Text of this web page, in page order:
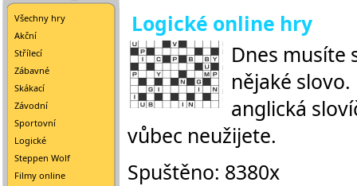
Všechny hry
Akční
Střílecí
Zábavné
Skákací
Závodní
Sportovní
Logické
Steppen Wolf
Filmy online
Logické online hry
Dnes musíte
nějaké
anglická
vůbec neužijete.
Spuštěno: 8380x